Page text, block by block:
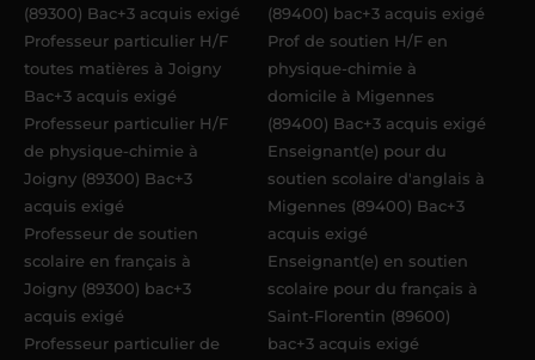
(89300) Bac+3 acquis exigé
Professeur particulier H/F
toutes matières à Joigny
Bac+3 acquis exigé
Professeur particulier H/F
de physique-chimie à
Joigny (89300) Bac+3
acquis exigé
Professeur de soutien
scolaire en français à
Joigny (89300) bac+3
acquis exigé
Professeur particulier de
(89400) bac+3 acquis exigé
Prof de soutien H/F en
physique-chimie à
domicile à Migennes
(89400) Bac+3 acquis exigé
Enseignant(e) pour du
soutien scolaire d'anglais à
Migennes (89400) Bac+3
acquis exigé
Enseignant(e) en soutien
scolaire pour du français à
Saint-Florentin (89600)
bac+3 acquis exigé